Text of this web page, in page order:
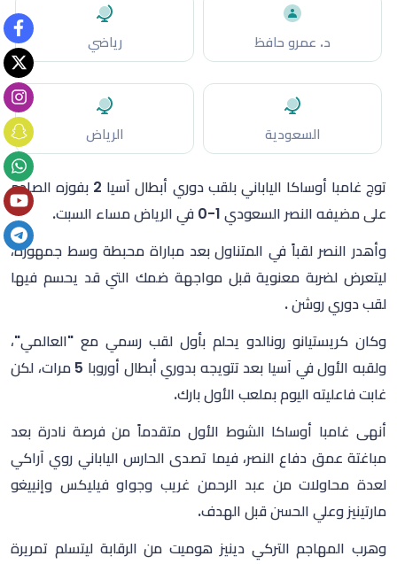
د. عمرو حافظ رياضي
السعودية الرياض
توج غامبا أوساكا الياباني بلقب دوري أبطال آسيا 2 بفوزه الصادم
على مضيفه النصر السعودي 1-0 في الرياض مساء السبت.
وأهدر النصر لقباً في المتناول بعد مباراة محبطة وسط جمهوره،
ليتعرض لضربة معنوية قبل مواجهة ضمك التي قد يحسم فيها
لقب دوري روشن .
وكان كريستيانو رونالدو يحلم بأول لقب رسمي مع "العالمي"،
ولقبه الأول في آسيا بعد تتويجه بدوري أبطال أوروبا 5 مرات، لكن
غابت فاعليته اليوم بملعب الأول بارك.
أنهى غامبا أوساكا الشوط الأول متقدماً من فرصة نادرة بعد
مباغتة عمق دفاع النصر، فيما تصدى الحارس الياباني روي آراكي
لعدة محاولات من عبد الرحمن غريب وجواو فيليكس وإنييغو
مارتينيز وعلي الحسن قبل الهدف.
وهرب المهاجم التركي دينيز هوميت من الرقابة ليتسلم تمريرة